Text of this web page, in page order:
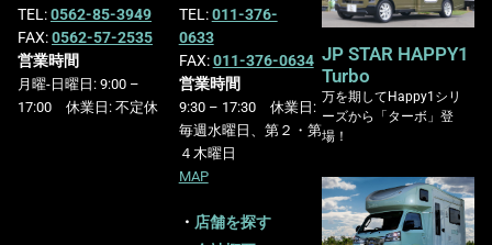
TEL:0562-85-3949
FAX:0562-57-2535
営業時間
月曜-日曜日: 9:00 –
17:00 休業日: 不定休
TEL:011-376-
0633
FAX:011-376-0634
営業時間
9:30 – 17:30 休業日:
毎週水曜日、第２・第
４木曜日
MAP
・ 店舗を探す
JP STAR HAPPY1
Turbo
万を期してHappy1シリ
ーズから「ターボ」登
場！